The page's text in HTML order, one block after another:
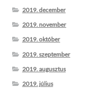
2019. december
2019. november
2019. október
2019. szeptember
2019. augusztus
2019. július